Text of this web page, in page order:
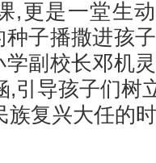
,更是一堂生
子播撒进孩
副校长邓机
,引导孩子们树
族复兴大任的